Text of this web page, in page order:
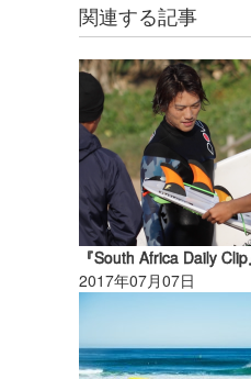
関連する記事
2017年07月07日